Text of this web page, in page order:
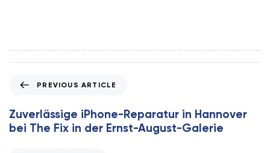
e
v
i
PREVIOUS ARTICLE
Zuverlässige iPhone-Reparatur in Hannover
bei The Fix in der Ernst-August-Galerie